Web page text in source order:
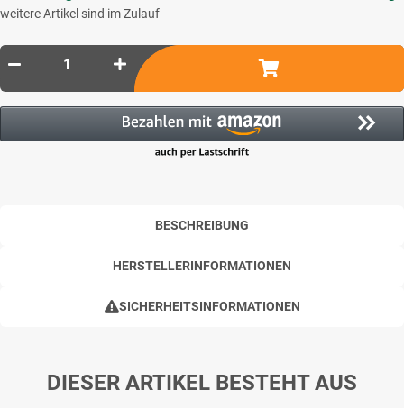
weitere Artikel sind im Zulauf
BESCHREIBUNG
HERSTELLERINFORMATIONEN
SICHERHEITSINFORMATIONEN
DIESER ARTIKEL BESTEHT AUS